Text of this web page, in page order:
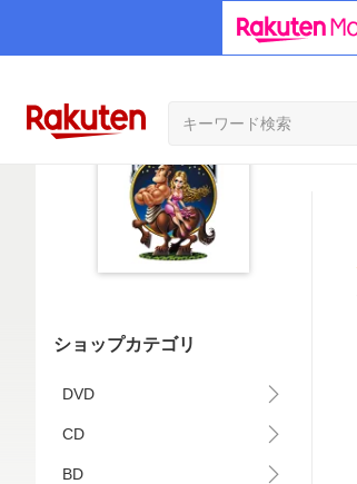
ショップカテゴリ
DVD
CD
BD